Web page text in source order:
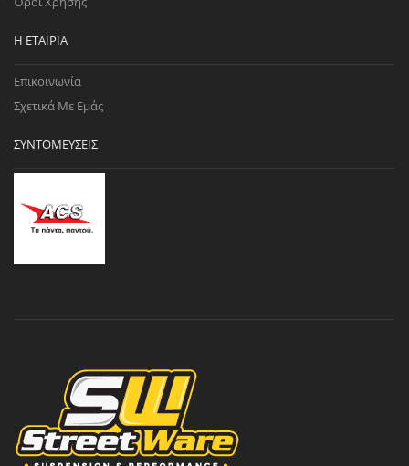
Η ΕΤΑΙΡΊΑ
Επικοινωνία
Σχετικά Με Εμάς
ΣΥΝΤΟΜΕΎΣΕΙΣ